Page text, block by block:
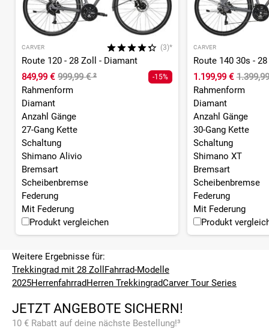
CARVER (3)*
Route 120 - 28 Zoll - Diamant
849,99 € 999,99 €² -15%
Rahmenform
Diamant
Anzahl Gänge
27-Gang Kette
Schaltung
Shimano Alivio
Bremsart
Scheibenbremse
Federung
Mit Federung
Produkt vergleichen
CARVER
Route 140 30s -
1.199,99 €
Rahmenform
Diamant
Anzahl Gänge
30-Gang Kette
Schaltung
Shimano XT
Bremsart
Scheibenbremse
Federung
Mit Federung
Produkt
Weitere Ergebnisse für:
Trekkingrad mit 28 Zoll Fahrrad-Modelle
2025HerrenfahrradHerren TrekkingradCarver Tour Series
JETZT ANGEBOTE SICHERN!
10 € Rabatt auf deine nächste Bestellung!³